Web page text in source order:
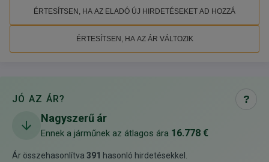
ÉRTESÍTSEN, HA AZ ELADÓ ÚJ HIRDETÉSEKET AD HOZZÁ
ÉRTESÍTSEN, HA AZ ÁR VÁLTOZIK
JÓ AZ ÁR? ?
Nagyszerű ár
Ennek a járműnek az átlagos ára 16.778 €
Ár összehasonlítva 391 hasonló hirdetésekkel